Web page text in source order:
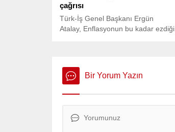
çağrısı
Türk-İş Genel Başkanı Ergün
Atalay, Enflasyonun bu kadar ezdiği
enflasyondaki yükselişin
durdurulması gerektiğini ve asgari
Bir Yorum Yazın